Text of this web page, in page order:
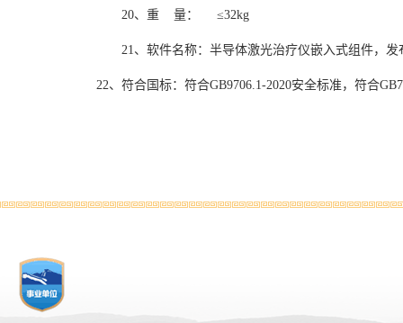
20、重 量： ≤32kg
21、软件名称：半导体激光治疗仪嵌入式组件，发
22、符合 国标：符合GB9706.1-2020安全标准，符合